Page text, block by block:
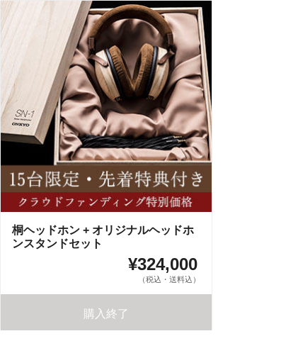
桐ヘッドホン + オリジナルヘッドホ
ンスタンドセット
¥324,000
（税込・送料込）
購入終了